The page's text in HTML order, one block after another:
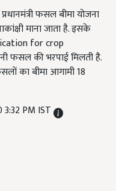
फसल बीमा योजना
माना जाता है. इसके
for crop
फसल की भरपाई मिलती है.
का बीमा आगामी 18
PM IST